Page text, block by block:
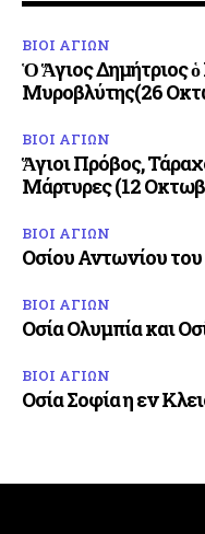
ΒΙΟΙ ΑΓΙΩΝ
Ὁ Ἅγιος Δημήτριος
Μυροβλύτης(26
ΒΙΟΙ ΑΓΙΩΝ
Ἅγιοι Πρόβος,
Μάρτυρες (12
ΒΙΟΙ ΑΓΙΩΝ
Οσίου Αντωνίου
ΒΙΟΙ ΑΓΙΩΝ
Οσία Ολυμπία και
ΒΙΟΙ ΑΓΙΩΝ
Οσία Σοφία η εν